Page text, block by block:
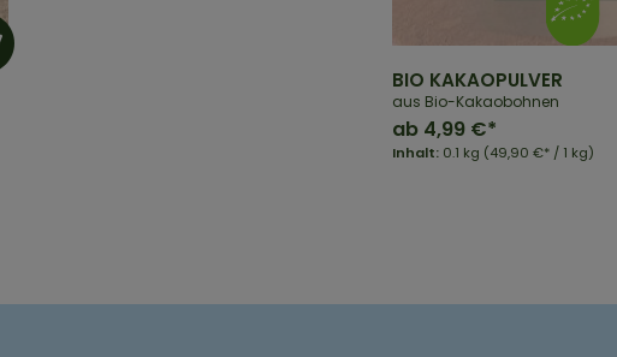
BIO KAKAOPULVER
aus Bio-Kakaobohnen
Inhalt: 0.1 kg (49,90 €* / 1 kg)
ab 4,99 €*